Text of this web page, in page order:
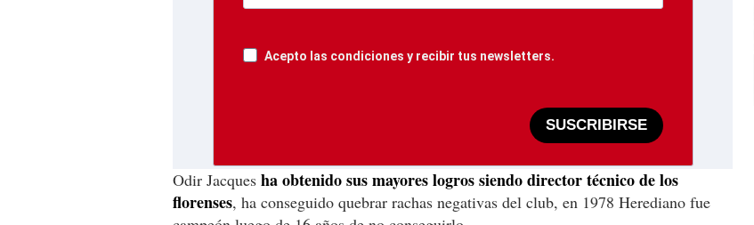
Acepto las condiciones y recibir tus newsletters.
SUSCRIBIRSE
Odir Jacques ha obtenido sus mayores logros siendo director técnico de los
florenses, ha conseguido quebrar rachas negativas del club, en 1978 Herediano fue